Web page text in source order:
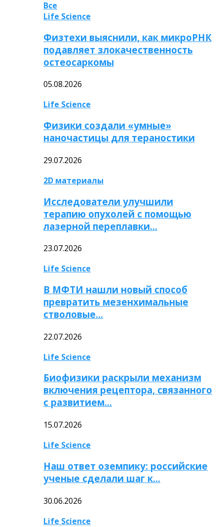
Все
Life Science
Физтехи выяснили, как микроРНК
подавляет злокачественность
остеосаркомы
05.08.2026
Life Science
Физики создали «умные»
наночастицы для тераностики
29.07.2026
2D материалы
Исследователи улучшили
терапию опухолей с помощью
лазерной переплавки…
23.07.2026
Life Science
В МФТИ нашли новый способ
превратить мезенхимальные
стволовые…
22.07.2026
Life Science
Биофизики раскрыли механизм
включения рецептора, связанного
с развитием…
15.07.2026
Life Science
Наш ответ оземпику: российские
ученые сделали шаг к…
30.06.2026
Life Science